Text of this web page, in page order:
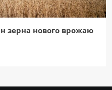
зерна нового врожаю